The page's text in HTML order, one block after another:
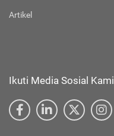
Artikel
Ikuti Media Sosial Kami